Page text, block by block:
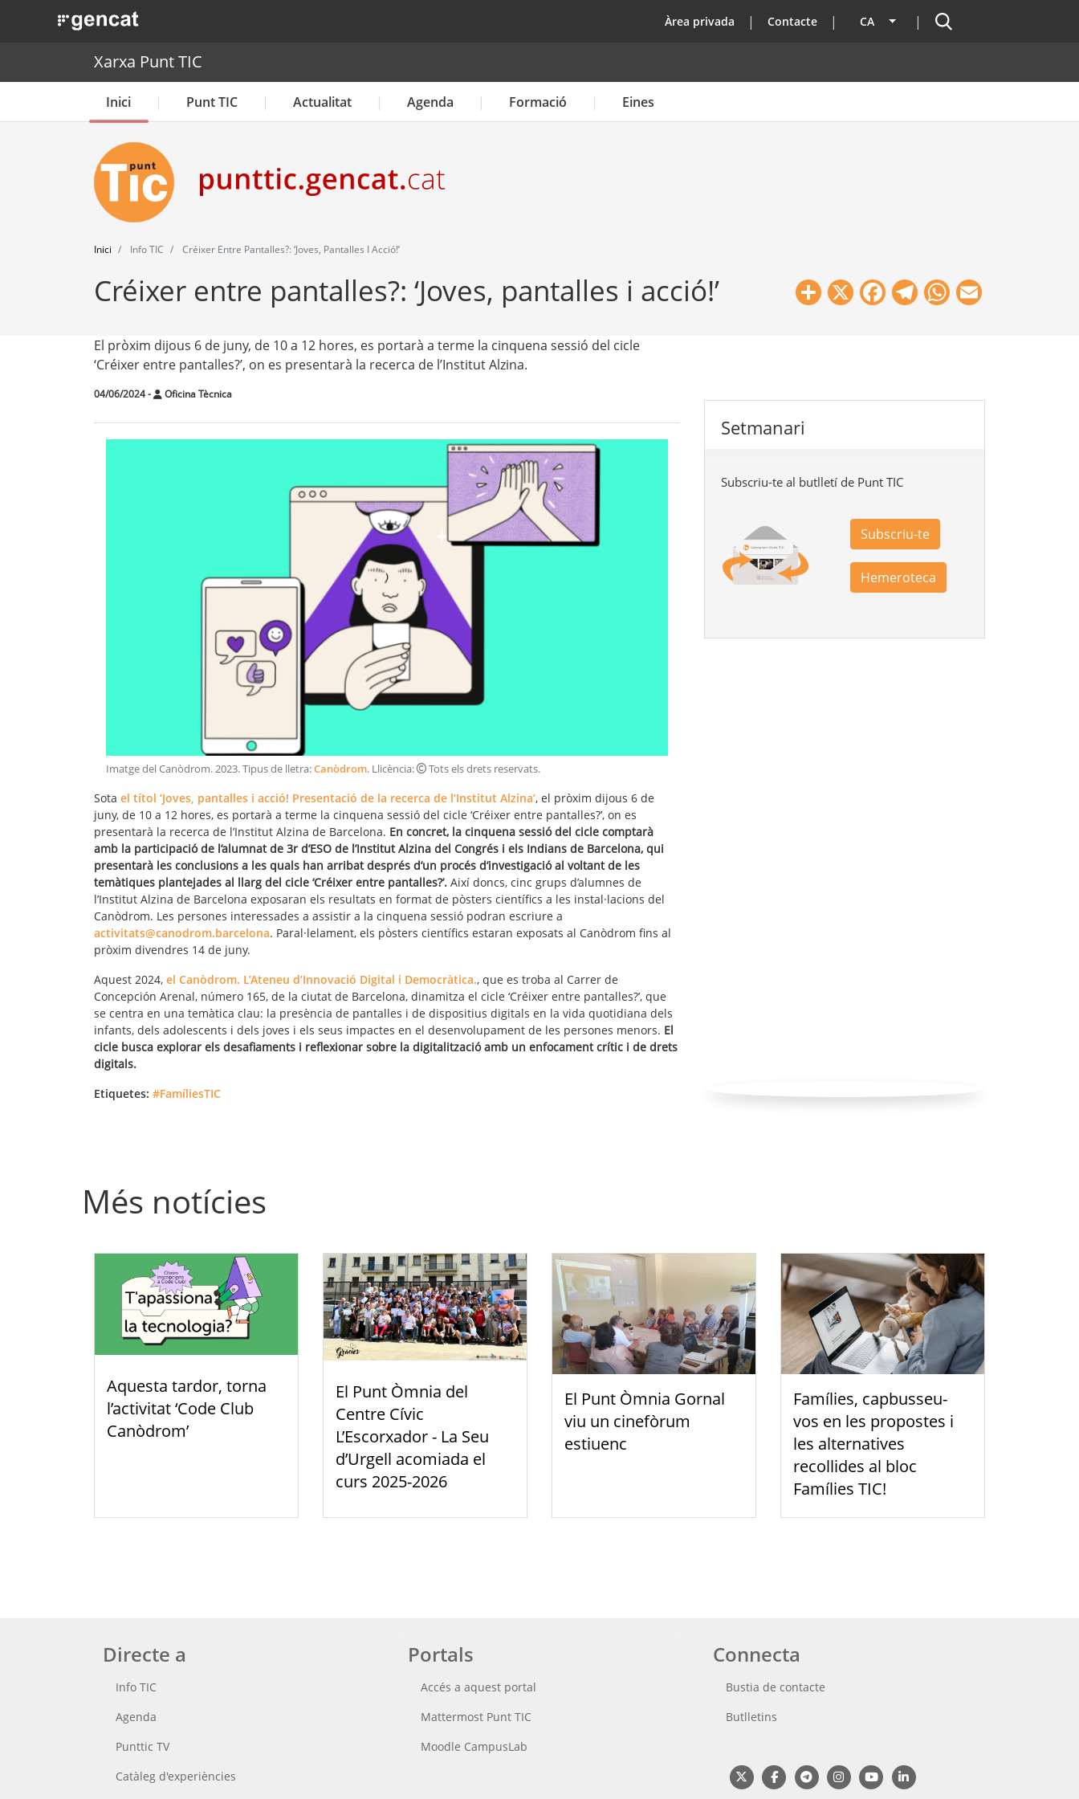
. Obre en una nova finestra. top
Àrea privada Contacte CA Llista les accions addicionals
Cercador
Xarxa Punt TIC
Inici Punt TIC Actualitat Agenda Formació Eines
Inici Info TIC Créixer Entre Pantalles?: ‘Joves, Pantalles I Acció!’
Créixer entre pantalles?: ‘Joves, pantalles i acció!’ Share
X Facebook
Telegram
WhatsApp
El pròxim dijous 6 de juny, de 10 a 12 hores, es portarà a terme la cinquena sessió del cicle
‘Créixer entre pantalles?’, on es presentarà la recerca de l’Institut Alzina.
04/06/2024- Oficina Tècnica
Imatge del Canòdrom.2023. Tipus de lletra:Canòdrom. Llicència: Tots els drets reservats.
Sota el títol ‘Joves, pantalles i acció! Presentació de la recerca de l’Institut Alzina’, el pròxim dijous 6 de
juny, de 10 a 12 hores, es portarà a terme la cinquena sessió del cicle ‘Créixer entre pantalles?’, on es
presentarà la recerca de l’Institut Alzina de Barcelona. En concret, la cinquena sessió del cicle comptarà
amb la participació de l’alumnat de 3r d’ESO de l’Institut Alzina del Congrés i els Indians de Barcelona, qui
presentarà les conclusions a les quals han arribat després d’un procés d’investigació al voltant de les
temàtiques plantejades al llarg del cicle ‘Créixer entre pantalles?’. Així doncs, cinc grups d’alumnes de
l’Institut Alzina de Barcelona exposaran els resultats en format de pòsters científics a les instal·lacions del
Canòdrom. Les persones interessades a assistir a la cinquena sessió podran escriure a
activitats@canodrom.barcelona. Paral·lelament, els pòsters científics estaran exposats al Canòdrom fins al
pròxim divendres 14 de juny.
Aquest 2024, el Canòdrom. L’Ateneu d’Innovació Digital i Democràtica., que es troba al Carrer de
Concepción Arenal, número 165, de la ciutat de Barcelona, dinamitza el cicle ‘Créixer entre pantalles?’, que
se centra en una temàtica clau: la presència de pantalles i de dispositius digitals en la vida quotidiana dels
infants, dels adolescents i dels joves i els seus impactes en el desenvolupament de les persones menors. El
cicle busca explorar els desafiaments i reflexionar sobre la digitalització amb un enfocament crític i de drets
digitals.
Etiquetes: #FamíliesTIC
Setmanari
Subscriu-te al butlletí de Punt TIC
Subscriu-te
Hemeroteca
Més notícies
Aquesta tardor, torna
l’activitat ‘Code Club
Canòdrom’
El Punt Òmnia del
Centre Cívic
L’Escorxador - La Seu
d’Urgell acomiada el
curs 2025-2026
El Punt Òmnia Gornal
viu un cinefòrum
estiuenc
Famílies, capbusseu-
vos en les propostes i
les alternatives
recollides al bloc
Famílies TIC!
Directe a
Info TIC
Agenda
Punttic TV
Catàleg d'experiències
Portals
Accés a aquest portal
Mattermost Punt TIC
Moodle CampusLab
Connecta
Bustia de contacte
Butlletins